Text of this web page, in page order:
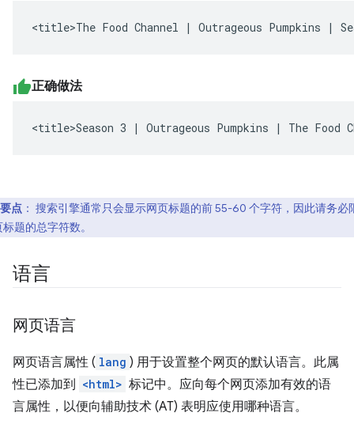
<title>The Food Channel | Outrageous Pumpkins |
正确做法
<title>Season 3 | Outrageous Pumpkins | The Food
要点 ： 搜索引擎通常只会显示网页标题的前 55-60 个字符，因此请务必
题的总字符数。
语言
网页语言
网页语言属性 ( lang ) 用于设置整个网页的默认语言。此属
性已添加到 <html> 标记中。应向每个网页添加有效的语
言属性，以便向辅助技术 (AT) 表明应使用哪种语言。